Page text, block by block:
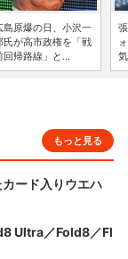
島原爆の日、小沢一
氏が高市政権を「戦
回帰路線」と...
もっと見る
ード入りウエハ
Ultra／Fold8／Fl